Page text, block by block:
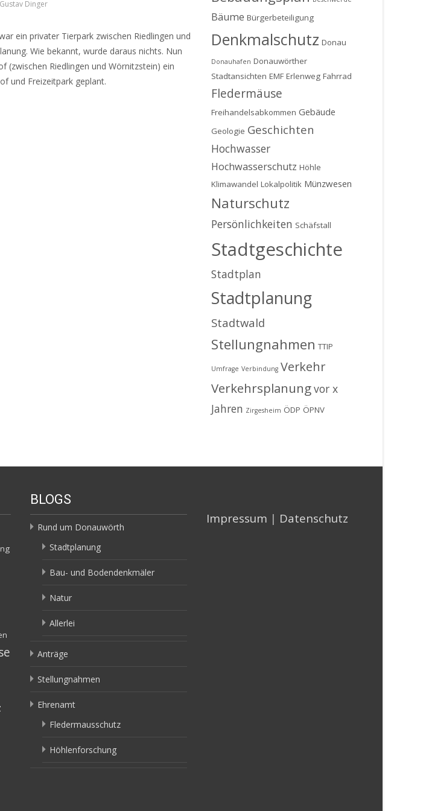
Gustav Dinger
ein privater Tierpark zwischen Riedlingen und
Wie bekannt, wurde daraus nichts. Nun
(zwischen Riedlingen und Wörnitzstein) ein
und Freizeitpark geplant.
Bäume Bürgerbeteiligung
Denkmalschutz Donau
Donauhafen Donauwörther
Stadtansichten EMF Erlenweg Fahrrad
Fledermäuse
Freihandelsabkommen Gebäude
Geologie Geschichten
Hochwasser
Hochwasserschutz Höhle
Klimawandel Lokalpolitik Münzwesen
Naturschutz
Persönlichkeiten Schäfstall
Stadtgeschichte
Stadtplan
Stadtplanung
Stadtwald
Stellungnahmen TTIP
Umfrage Verbindung Verkehr
Verkehrsplanungvor x
Jahren Zirgesheim ÖDP ÖPNV
BLOGS
Rund um Donauwörth
Stadtplanung
Bau- und Bodendenkmäler
Natur
Allerlei
Anträge
Stellungnahmen
Ehrenamt
Fledermausschutz
Höhlenforschung
Impressum | Datenschutz